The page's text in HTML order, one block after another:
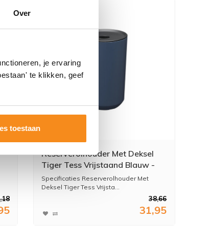
Over
je ervaring
te klikken, geef
toestaan
Reserverolhouder Met Deksel
Tiger Tess Vrijstaand Blauw -
Zwart
Specificaties Reserverolhouder Met
Deksel Tiger Tess Vrijsta...
38,66
31,95